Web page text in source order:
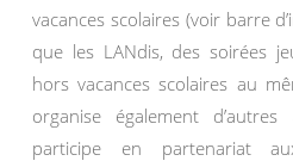
vacances scolaires (voir barre
que les LANdis, des soirées
hors vacances scolaires au
organise également
participe en partenariat